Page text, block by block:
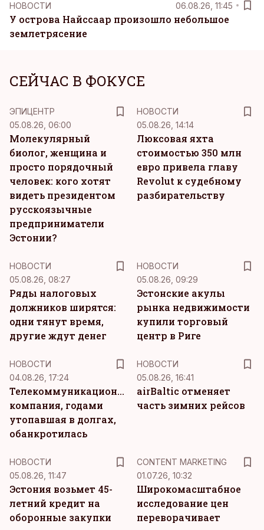
НОВОСТИ 06.08.26, 11:45
У острова Найссаар произошло небольшое
землетрясение
СЕЙЧАС В ФОКУСЕ
ЭПИЦЕНТР
05.08.26, 06:00
Молекулярный
биолог, женщина и
просто порядочный
человек: кого хотят
видеть президентом
русскоязычные
предприниматели
Эстонии?
НОВОСТИ
05.08.26, 14:14
Люксовая яхта
стоимостью 350 млн
евро привела главу
Revolut к судебному
разбирательству
НОВОСТИ
05.08.26, 08:27
Ряды налоговых
должников ширятся:
одни тянут время,
другие ждут денег
НОВОСТИ
05.08.26, 09:29
Эстонские акулы
рынка недвижимости
купили торговый
центр в Риге
НОВОСТИ
04.08.26, 17:24
Телекоммуникационная
компания, годами
утопавшая в долгах,
обанкротилась
НОВОСТИ
05.08.26, 16:41
airBaltic отменяет
часть зимних рейсов
НОВОСТИ
05.08.26, 11:47
Эстония возьмет 45-
летний кредит на
оборонные закупки
CONTENT MARKETING
01.07.26, 10:32
Широкомасштабное
исследование цен
переворачивает